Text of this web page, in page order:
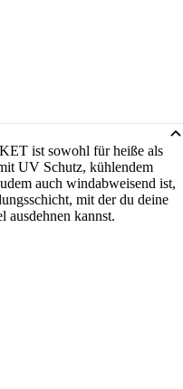
ist sowohl für heiße als
UV Schutz, kühlendem
auch windabweisend ist,
mit der du deine
ausdehnen kannst.